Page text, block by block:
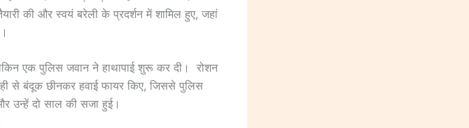
की और स्वयं बरेली के प्रदर्शन में शामिल हुए, जहां
एक पुलिस जवान ने हाथापाई शुरू कर दी। रोशन
से बंदूक छीनकर हवाई फायर किए, जिससे पुलिस
उन्हें दो साल की सजा हुई।